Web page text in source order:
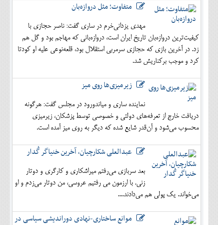
متفاوت؛ مثل دروازه‌بان
مهدی یزدانی‌خرم در ساری گفت: ناصر حجازی با
کیفیت‌ترین دروازه‌بان تاریخ ایران است، دروازه‌بانی که مهاجم بود و گل هم
زد. در آخرین بازی که حجازی سرمربی استقلال بود، قلعه‌نوعی علیه او کودتا
کرد و موجب برکناریش شد.
زیرمیزی‌ها روی میز
نماینده ساری و میاندورود در مجلس گفت: هرگونه
دریافت خارج از تعرفه‌های دولتی و خصوصی توسط پزشکان، زیرمیزی
محسوب می‌شود و آن‌قدر شایع شده که دیگر به روی میز آمده است.
عبدالعلی شکارچیان، آخرین خنیاگر گُدار
بعد سربازی می‌رفتم میراشکاری و کارگری و دوتار
زنی. با ارزمون می رفتیم عروسی، من دوتار می‌زدم و او
می‌خواند. یک پولی هم می‌دادند....
موانع ساختاری-نهادی دوراندیشی سیاسی در